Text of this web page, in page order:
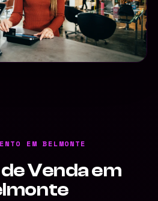
EM BELMONTE
Venda em